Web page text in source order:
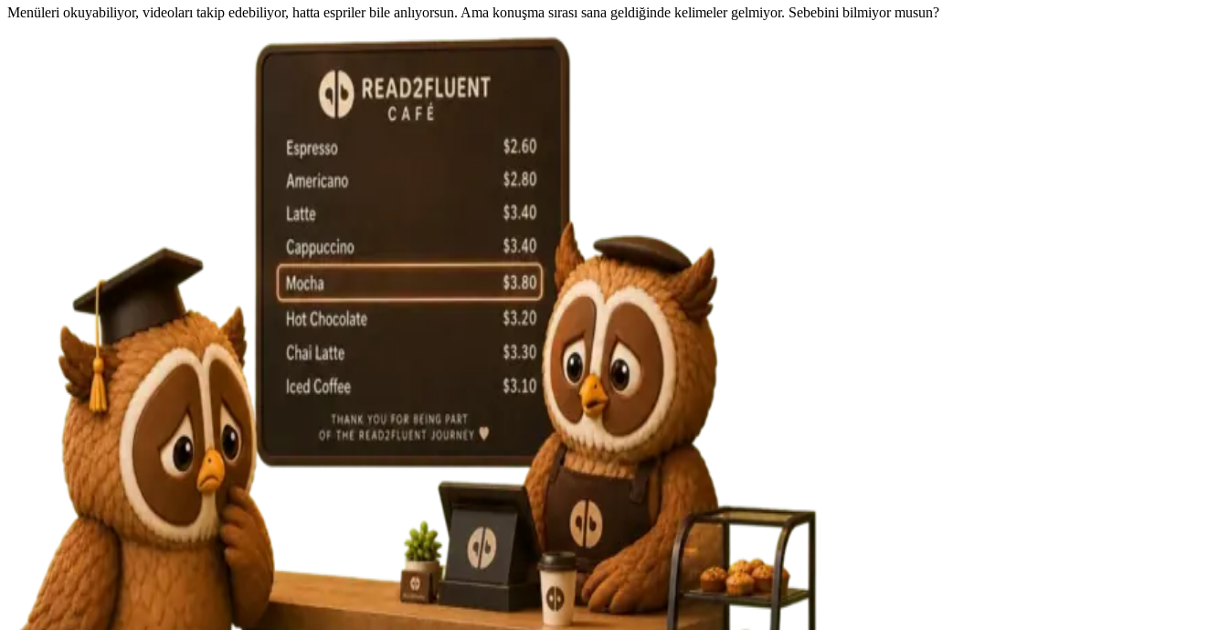
Menüleri okuyabiliyor, videoları takip edebiliyor, hatta espriler bile anlıyorsun. Ama konuşma sırası sana geldiğinde kelimeler gelmiyor. Sebebini bilmiyor musun?